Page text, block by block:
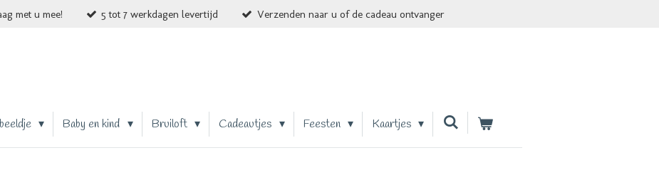
met u mee! 5 tot 7 werkdagen levertijd Verzenden naar u of de cadeau ontvanger
Baby en kind Bruiloft Cadeautjes Feesten Kaartjes